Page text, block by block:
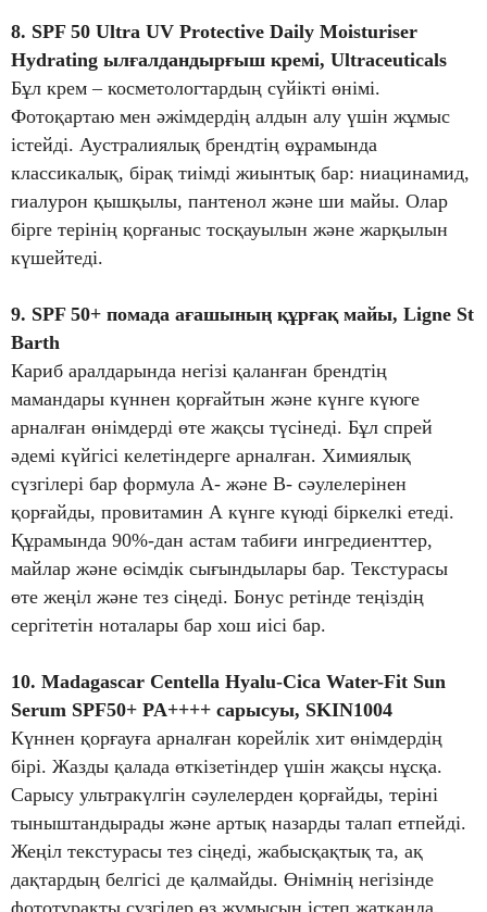
8. SPF 50 Ultra UV Protective Daily Moisturiser
Hydrating ылғалдандырғыш кремі, Ultraceuticals
Бұл крем – косметологтардың сүйікті өнімі.
Фотоқартаю мен әжімдердің алдын алу үшін жұмыс
істейді. Аустралиялық брендтің өұрамында
классикалық, бірақ тиімді жиынтық бар: ниацинамид,
гиалурон қышқылы, пантенол және ши майы. Олар
бірге терінің қорғаныс тосқауылын және жарқылын
күшейтеді.
9. SPF 50+ помада ағашының құрғақ майы, Ligne St
Barth
Кариб аралдарында негізі қаланған брендтің
мамандары күннен қорғайтын және күнге күюге
арналған өнімдерді өте жақсы түсінеді. Бұл спрей
әдемі күйгісі келетіндерге арналған. Химиялық
сүзгілері бар формула А- және В- сәулелерінен
қорғайды, провитамин А күнге күюді біркелкі етеді.
Құрамында 90%-дан астам табиғи ингредиенттер,
майлар және өсімдік сығындылары бар. Текстурасы
өте жеңіл және тез сіңеді. Бонус ретінде теңіздің
сергітетін ноталары бар хош иісі бар.
10. Madagascar Centella Hyalu-Cica Water-Fit Sun
Serum SPF50+ PA++++ сарысуы, SKIN1004
Күннен қорғауға арналған корейлік хит өнімдердің
бірі. Жазды қалада өткізетіндер үшін жақсы нұсқа.
Сарысу ультракүлгін сәулелерден қорғайды, теріні
тыныштандырады және артық назарды талап етпейді.
Жеңіл текстурасы тез сіңеді, жабысқақтық та, ақ
дақтардың белгісі де қалмайды. Өнімнің негізінде
фототұрақты сүзгілер өз жұмысын істеп жатқанда,